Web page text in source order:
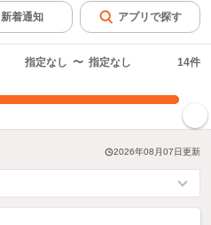
新着通知 アプリで探す
指定なし 〜 指定なし 14件
2026年08月07日更新